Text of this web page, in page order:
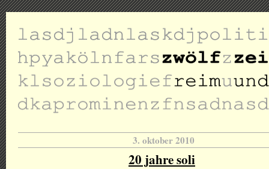
3. oktober 2010
20 jahre soli